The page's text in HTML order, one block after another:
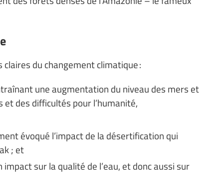
du changement climatique :
une augmentation du niveau des mers et
et des difficultés pour l’humanité,
évoqué l’impact de la désertification qui
; et
sur la qualité de l’eau, et donc aussi sur